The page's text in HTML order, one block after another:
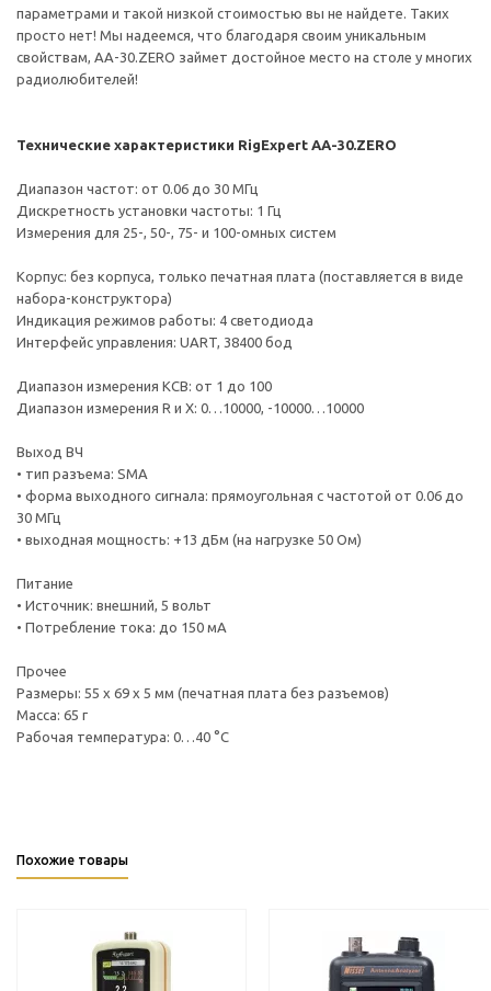
параметрами и такой низкой стоимостью вы не найдете. Таких
просто нет! Мы надеемся, что благодаря своим уникальным
свойствам, AA-30.ZERO займет достойное место на столе у многих
радиолюбителей!
Технические характеристики RigExpert AA-30.ZERO
Диапазон частот: от 0.06 до 30 МГц
Дискретность установки частоты: 1 Гц
Измерения для 25-, 50-, 75- и 100-омных систем
Корпус: без корпуса, только печатная плата (поставляется в виде
набора-конструктора)
Индикация режимов работы: 4 светодиода
Интерфейс управления: UART, 38400 бод
Диапазон измерения КСВ: от 1 до 100
Диапазон измерения R и X: 0…10000, -10000…10000
Выход ВЧ
• тип разъема: SMA
• форма выходного сигнала: прямоугольная с частотой от 0.06 до
30 МГц
• выходная мощность: +13 дБм (на нагрузке 50 Ом)
Питание
• Источник: внешний, 5 вольт
• Потребление тока: до 150 мА
Прочее
Размеры: 55 x 69 x 5 мм (печатная плата без разъемов)
Масса: 65 г
Рабочая температура: 0…40 °C
Похожие товары